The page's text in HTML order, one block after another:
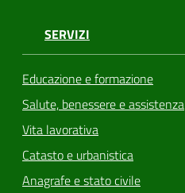
SERVIZI
Educazione e formazione
Salute, benessere e assistenza
Vita lavorativa
Catasto e urbanistica
Anagrafe e stato civile